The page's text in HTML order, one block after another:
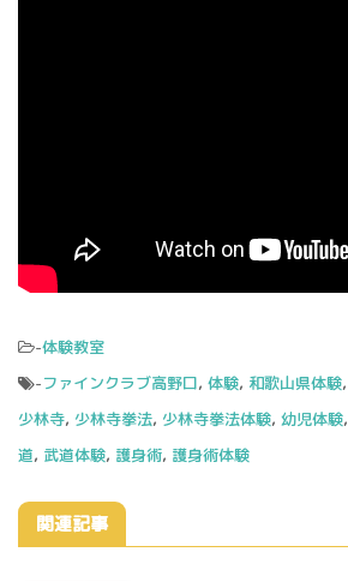
-体験教室
-ファインクラブ高野口, 体験, 和歌山県体験,
少林寺, 少林寺拳法, 少林寺拳法体験, 幼児体験,
道, 武道体験, 護身術, 護身術体験
関連記事